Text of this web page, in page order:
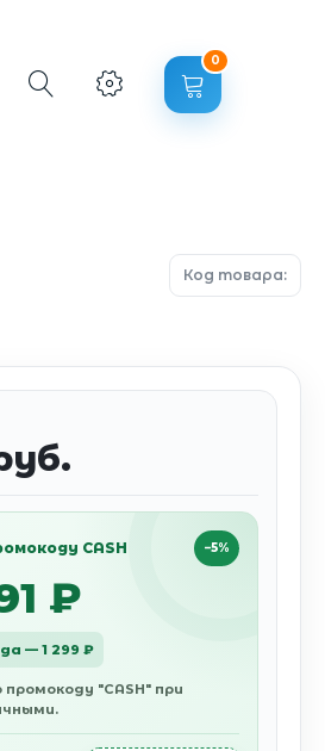
0
Код товара:
CASH −5%
₽
— 1 299 ₽
промокоду "CASH" при